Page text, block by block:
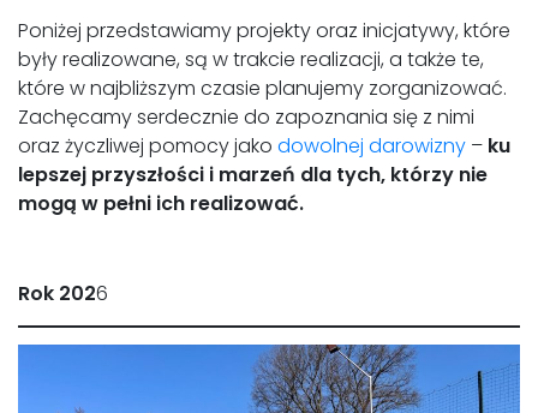
Poniżej przedstawiamy projekty oraz inicjatywy, które
były realizowane, są w trakcie realizacji, a także te,
które w najbliższym czasie planujemy zorganizować.
Zachęcamy serdecznie do zapoznania się z nimi
oraz życzliwej pomocy jako dowolnej darowizny – ku
lepszej przyszłości i marzeń dla tych, którzy nie
mogą w pełni ich realizować.
Rok 2026